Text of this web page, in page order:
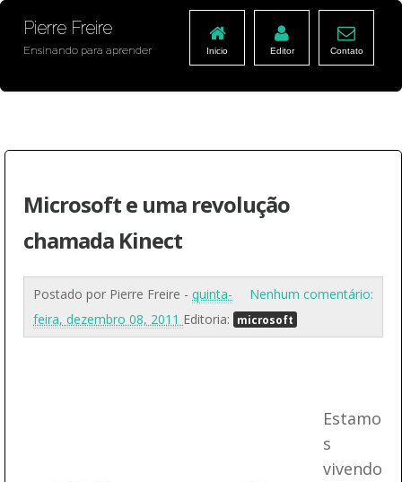
Pierre Freire
Ensinando para aprender Inicio Editor Contato
Microsoft e uma revolução
chamada Kinect
Nenhum comentário:
Postado por Pierre Freire - quinta-
feira, dezembro 08, 2011 Editoria: microsoft
Estamo
s
vivendo